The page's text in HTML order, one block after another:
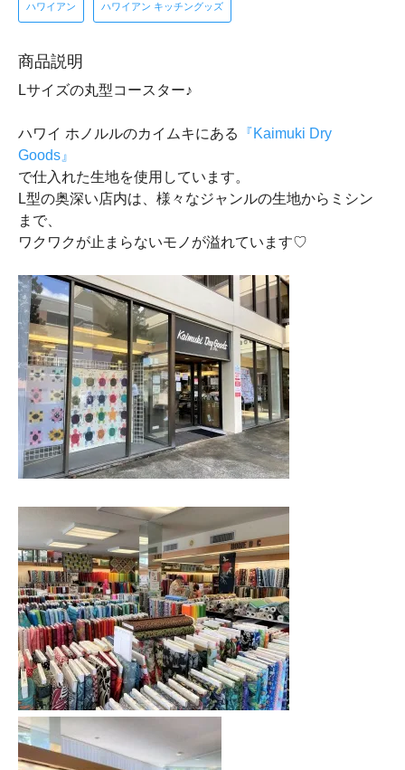
ハワイアン ハワイアン キッチングッズ
商品説明
Lサイズの丸型コースター♪
ハワイ ホノルルのカイムキにある
『Kaimuki Dry
Goods』
で仕入れた生地を使用しています。
L型の奥深い店内は、様々なジャンルの生地からミシン
まで、
ワクワクが止まらないモノが溢れています♡